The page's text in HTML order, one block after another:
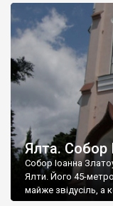
Ялта. Собор
Собор Іоанна
Ялти. Його 45-
майже звідусіль, а